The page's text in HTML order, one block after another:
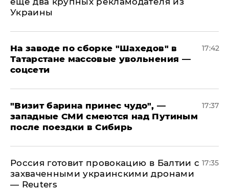
Украины
На заводе по сборке "Шахедов" в
Татарстане массовые увольнения —
соцсети
17:42
"Визит барина принес чудо", —
западные СМИ смеются над Путиным
после поездки в Сибирь
17:37
​Россия готовит провокацию в Балтии с
захваченными украинскими дронами
— Reuters
17:35